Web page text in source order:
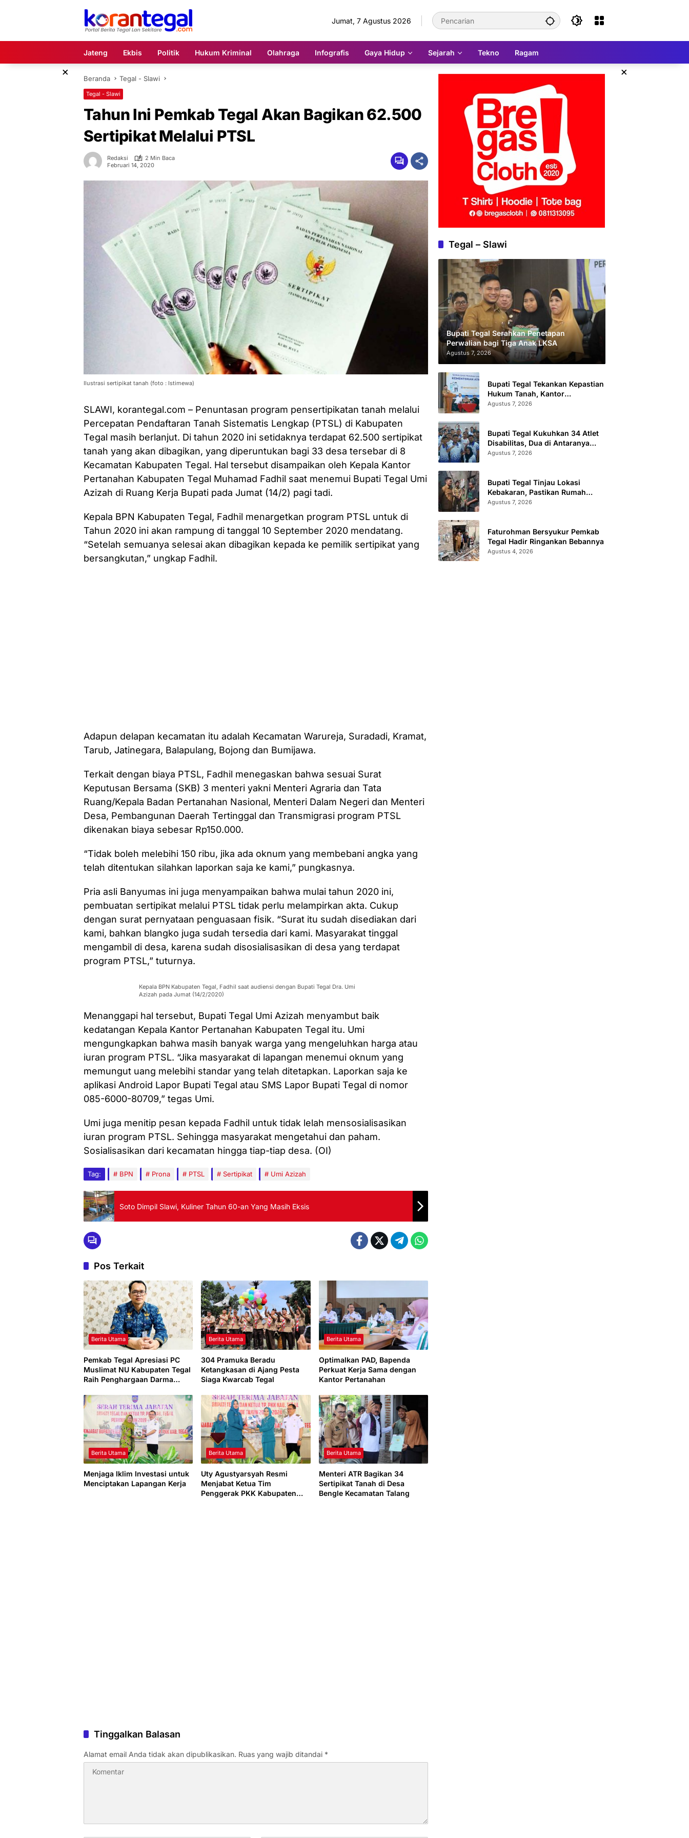
Jumat, 7 Agustus 2026
Jateng Ekbis Politik Hukum Kriminal Olahraga Infografis Gaya Hidup Sejarah Tekno Ragam
× ×
Beranda Tegal - Slawi
Tegal - Slawi
Tahun Ini Pemkab Tegal Akan Bagikan 62.500
Sertipikat Melalui PTSL
Redaksi
2 Min Baca
Februari 14, 2020
Ilustrasi sertipikat tanah (foto : Istimewa)
SLAWI, korantegal.com – Penuntasan program pensertipikatan tanah melalui
Percepatan Pendaftaran Tanah Sistematis Lengkap (PTSL) di Kabupaten
Tegal masih berlanjut. Di tahun 2020 ini setidaknya terdapat 62.500 sertipikat
tanah yang akan dibagikan, yang diperuntukan bagi 33 desa tersebar di 8
Kecamatan Kabupaten Tegal. Hal tersebut disampaikan oleh Kepala Kantor
Pertanahan Kabupaten Tegal Muhamad Fadhil saat menemui Bupati Tegal Umi
Azizah di Ruang Kerja Bupati pada Jumat (14/2) pagi tadi.
Kepala BPN Kabupaten Tegal, Fadhil menargetkan program PTSL untuk di
Tahun 2020 ini akan rampung di tanggal 10 September 2020 mendatang.
“Setelah semuanya selesai akan dibagikan kepada ke pemilik sertipikat yang
bersangkutan,” ungkap Fadhil.
Adapun delapan kecamatan itu adalah Kecamatan Warureja, Suradadi, Kramat,
Tarub, Jatinegara, Balapulang, Bojong dan Bumijawa.
Terkait dengan biaya PTSL, Fadhil menegaskan bahwa sesuai Surat
Keputusan Bersama (SKB) 3 menteri yakni Menteri Agraria dan Tata
Ruang/Kepala Badan Pertanahan Nasional, Menteri Dalam Negeri dan Menteri
Desa, Pembangunan Daerah Tertinggal dan Transmigrasi program PTSL
dikenakan biaya sebesar Rp150.000.
“Tidak boleh melebihi 150 ribu, jika ada oknum yang membebani angka yang
telah ditentukan silahkan laporkan saja ke kami,” pungkasnya.
Pria asli Banyumas ini juga menyampaikan bahwa mulai tahun 2020 ini,
pembuatan sertipikat melalui PTSL tidak perlu melampirkan akta. Cukup
dengan surat pernyataan penguasaan fisik. “Surat itu sudah disediakan dari
kami, bahkan blangko juga sudah tersedia dari kami. Masyarakat tinggal
mengambil di desa, karena sudah disosialisasikan di desa yang terdapat
program PTSL,” tuturnya.
Kepala BPN Kabupaten Tegal, Fadhil saat audiensi dengan Bupati Tegal Dra. Umi
Azizah pada Jumat (14/2/2020)
Menanggapi hal tersebut, Bupati Tegal Umi Azizah menyambut baik
kedatangan Kepala Kantor Pertanahan Kabupaten Tegal itu. Umi
mengungkapkan bahwa masih banyak warga yang mengeluhkan harga atau
iuran program PTSL. “Jika masyarakat di lapangan menemui oknum yang
memungut uang melebihi standar yang telah ditetapkan. Laporkan saja ke
aplikasi Android Lapor Bupati Tegal atau SMS Lapor Bupati Tegal di nomor
085-6000-80709,” tegas Umi.
Umi juga menitip pesan kepada Fadhil untuk tidak lelah mensosialisasikan
iuran program PTSL. Sehingga masyarakat mengetahui dan paham.
Sosialisasikan dari kecamatan hingga tiap-tiap desa. (OI)
Tag: BPN Prona PTSL Sertipikat Umi Azizah
Soto Dimpil Slawi, Kuliner Tahun 60-an Yang Masih Eksis
Pos Terkait
Berita Utama
Pemkab Tegal Apresiasi PC
Muslimat NU Kabupaten Tegal
Raih Penghargaan Darma
Berita Utama
304 Pramuka Beradu
Ketangkasan di Ajang Pesta
Siaga Kwarcab Tegal
Berita Utama
Optimalkan PAD, Bapenda
Perkuat Kerja Sama dengan
Kantor Pertanahan
Berita Utama
Menjaga Iklim Investasi untuk
Menciptakan Lapangan Kerja
Berita Utama
Uty Agustyarsyah Resmi
Menjabat Ketua Tim
Penggerak PKK Kabupaten
Berita Utama
Menteri ATR Bagikan 34
Sertipikat Tanah di Desa
Bengle Kecamatan Talang
Tinggalkan Balasan
Alamat email Anda tidak akan dipublikasikan. Ruas yang wajib ditandai *
Tegal – Slawi
Bupati Tegal Serahkan Penetapan
Perwalian bagi Tiga Anak LKSA
Agustus 7, 2026
Bupati Tegal Tekankan Kepastian
Hukum Tanah, Kantor
Pertanahan Catat 296.869
Agustus 7, 2026
Bupati Tegal Kukuhkan 34 Atlet
Disabilitas, Dua di Antaranya
Berlaga di Level Dunia
Agustus 7, 2026
Bupati Tegal Tinjau Lokasi
Kebakaran, Pastikan Rumah
Korban Diperbaiki
Agustus 7, 2026
Faturohman Bersyukur Pemkab
Tegal Hadir Ringankan Bebannya
Agustus 4, 2026